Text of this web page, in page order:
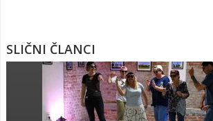
SLIČNI ČLANCI